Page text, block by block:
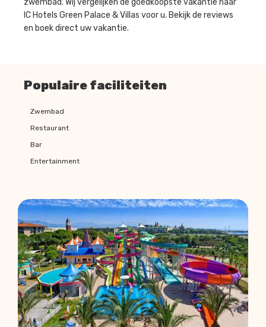
zwembad. Wij vergelijken de goedkoopste vakantie naar
IC Hotels Green Palace & Villas voor u. Bekijk de reviews
en boek direct uw vakantie.
Populaire faciliteiten
Zwembad
Restaurant
Bar
Entertainment